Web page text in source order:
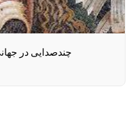
چندصدایی در